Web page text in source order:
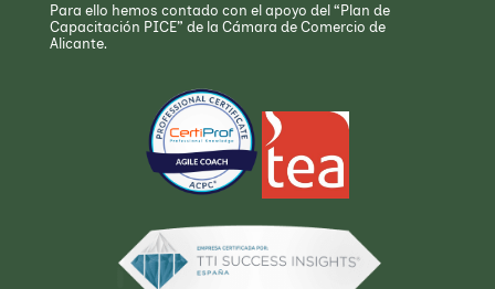
Para ello hemos contado con el apoyo del “Plan de
Capacitación PICE” de la Cámara de Comercio de
Alicante.